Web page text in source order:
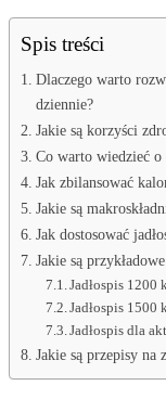
Spis treści
Dlaczego warto
dziennie?
Jakie są korzyści
Co warto wiedzieć o
Jak zbilansować
Jakie są
Jak dostosować
Jakie są
Jadłospis 1200
Jadłospis 1500
Jadłospis dla
Jakie są przepisy na